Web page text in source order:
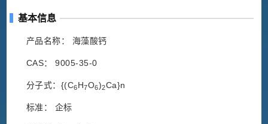
基本信息
产品名称： 海藻酸钙
CAS： 9005-35-0
分子式：{(C6H7O6)2Ca}n
标准： 企标